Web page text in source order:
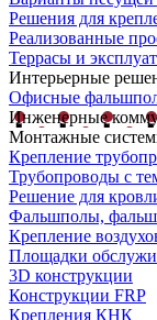
Решения для
Реализованные
Террасы и
Интерьерные
Офисные
Инженерные
Монтажные
Крепление
Трубопроводы с
Решение для
Фальшполы,
Крепление
Площадки
3D конструкции
Конструкции FRP
Крепления КНК